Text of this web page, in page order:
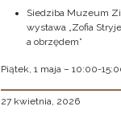
Siedziba Muzeum
wystawa „Zofia
a obrzędem”
Piątek, 1 maja – 10:00-
27 kwietnia, 2026